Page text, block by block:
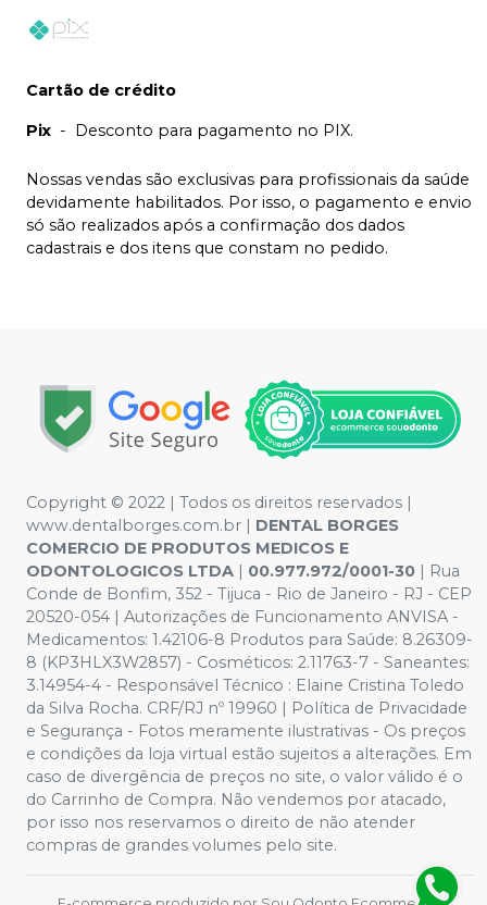
Cartão de crédito
Pix - Desconto para pagamento no PIX.
Nossas vendas são exclusivas para profissionais da saúde
devidamente habilitados. Por isso, o pagamento e envio
só são realizados após a confirmação dos dados
cadastrais e dos itens que constam no pedido.
Copyright © 2022 | Todos os direitos reservados |
www.dentalborges.com.br | DENTAL BORGES
COMERCIO DE PRODUTOS MEDICOS E
ODONTOLOGICOS LTDA | 00.977.972/0001-30 | Rua
Conde de Bonfim, 352 - Tijuca - Rio de Janeiro - RJ - CEP
20520-054 | Autorizações de Funcionamento ANVISA -
Medicamentos: 1.42106-8 Produtos para Saúde: 8.26309-
8 (KP3HLX3W2857) - Cosméticos: 2.11763-7 - Saneantes:
3.14954-4 - Responsável Técnico : Elaine Cristina Toledo
da Silva Rocha. CRF/RJ nº 19960 | Política de Privacidade
e Segurança - Fotos meramente ilustrativas - Os preços
e condições da loja virtual estão sujeitos a alterações. Em
caso de divergência de preços no site, o valor válido é o
do Carrinho de Compra. Não vendemos por atacado,
por isso nos reservamos o direito de não atender
compras de grandes volumes pelo site.